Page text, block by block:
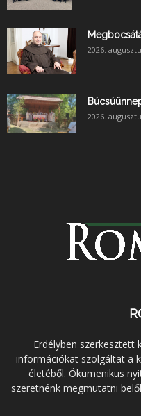
2026.
2026.
Erdélyben szerkesztett
információkat szolgáltat a
életéből. Ökumenikus
szeretnénk megmutatni